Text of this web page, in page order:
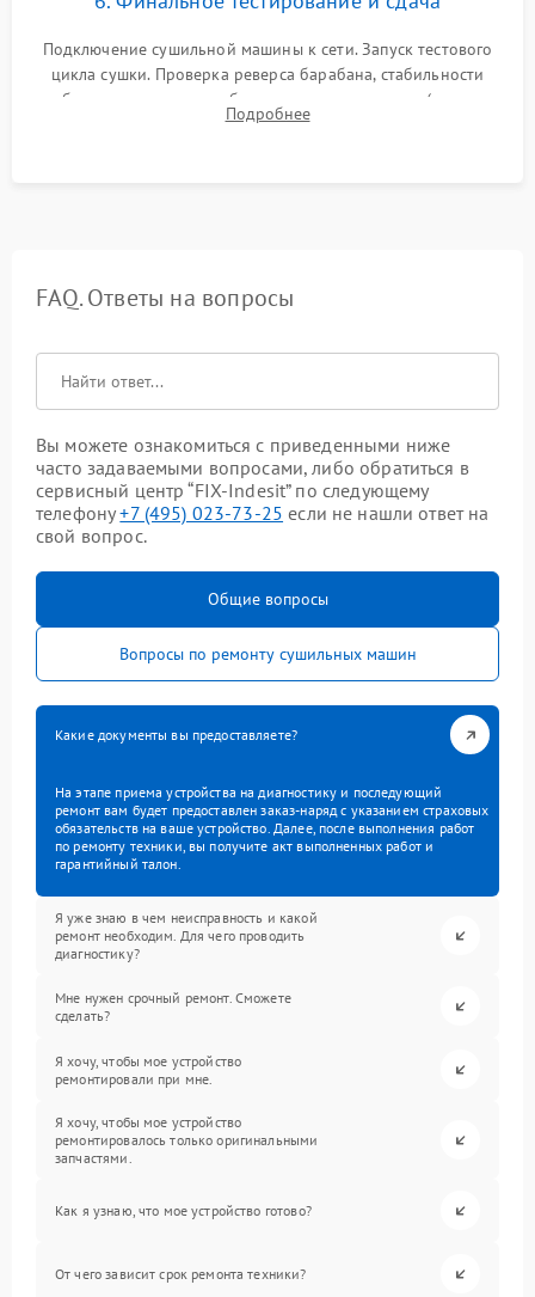
Подключение сушильной машины к сети. Запуск тестового
цикла сушки. Проверка реверса барабана, стабильности
набора температуры, работы дренажного насоса (откачка
конденсата) и отсутствия посторонних скрипов, стуков или
Подробнее
FAQ. Ответы на вопросы
Вы можете ознакомиться с приведенными ниже
часто задаваемыми вопросами, либо обратиться в
сервисный центр “FIX-Indesit” по следующему
телефону+7 (495) 023-73-25 если не нашли ответ на
свой вопрос.
Общие вопросы
Вопросы по ремонту сушильных машин
Какие документы вы предоставляете?
На этапе приема устройства на диагностику и последующий
ремонт вам будет предоставлен заказ-наряд с указанием страховых
обязательств на ваше устройство. Далее, после выполнения работ
по ремонту техники, вы получите акт выполненных работ и
гарантийный талон.
Я уже знаю в чем неисправность и какой
ремонт необходим. Для чего проводить
диагностику?
Мне нужен срочный ремонт. Сможете
сделать?
Я хочу, чтобы мое устройство
ремонтировали при мне.
Я хочу, чтобы мое устройство
ремонтировалось только оригинальными
запчастями.
Как я узнаю, что мое устройство готово?
От чего зависит срок ремонта техники?